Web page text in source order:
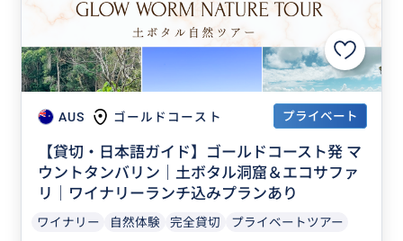
AUS ゴールドコースト プライベート
【貸切・日本語ガイド】ゴールドコースト発 マ
ウントタンバリン｜土ボタル洞窟＆エコサファ
リ｜ワイナリーランチ込みプランあり
ワイナリー 自然体験 完全貸切 プライベートツアー